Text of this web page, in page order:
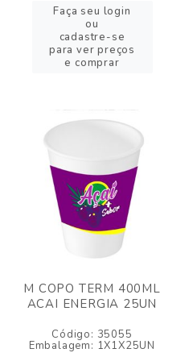
Faça seu login
ou
cadastre-se
para ver preços
e comprar
M COPO TERM 400ML
ACAI ENERGIA 25UN
Código: 35055
Embalagem: 1X1X25UN